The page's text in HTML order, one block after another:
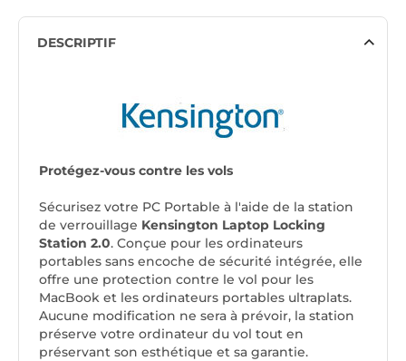
DESCRIPTIF
Protégez-vous contre les vols
Sécurisez votre PC Portable à l'aide de la station
de verrouillage Kensington Laptop Locking
Station 2.0. Conçue pour les ordinateurs
portables sans encoche de sécurité intégrée, elle
offre une protection contre le vol pour les
MacBook et les ordinateurs portables ultraplats.
Aucune modification ne sera à prévoir, la station
préserve votre ordinateur du vol tout en
préservant son esthétique et sa garantie.